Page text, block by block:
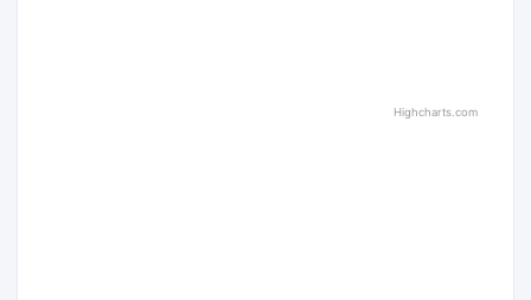
Highcharts.com